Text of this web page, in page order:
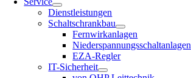
Dienstleistungen
Schaltschrankbau
Fernwirkanlagen
Niederspannungsschaltanlagen
EZA-Regler
IT-Sicherheit